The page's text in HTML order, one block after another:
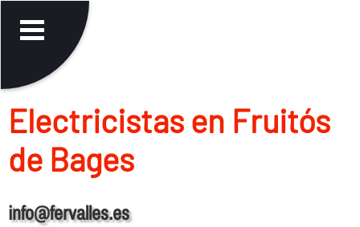
Electricistas en Fruitós
de Bages
info@fervalles.es